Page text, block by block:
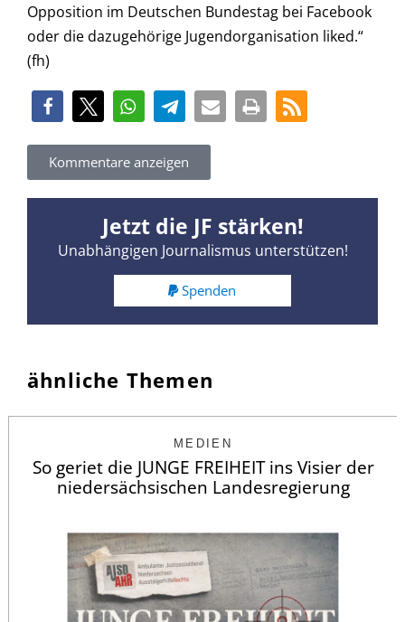
Opposition im Deutschen Bundestag bei Facebook
oder die dazugehörige Jugendorganisation liked.“
(fh)
Kommentare anzeigen
Jetzt die JF stärken!
Unabhängigen Journalismus unterstützen!
Spenden
ähnliche Themen
MEDIEN
So geriet die JUNGE FREIHEIT ins Visier der
niedersächsischen Landesregierung